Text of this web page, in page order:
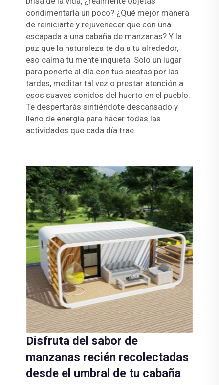
condimentarla un poco? ¿Qué mejor manera
de reiniciarte y rejuvenecer que con una
escapada a una cabaña de manzanas? Y la
paz que la naturaleza te da a tu alrededor,
eso calma tu mente inquieta. Solo un lugar
para ponerte al día con tus siestas por las
tardes, meditar tal vez o prestar atención a
esos suaves sonidos del huerto en el pueblo.
Te despertarás sintiéndote descansado y
lleno de energía para hacer todas las
actividades que cada día trae.
Disfruta del sabor de
manzanas recién recolectadas
desde el umbral de tu cabaña